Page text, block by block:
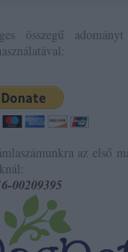
összegű
az első
00209395